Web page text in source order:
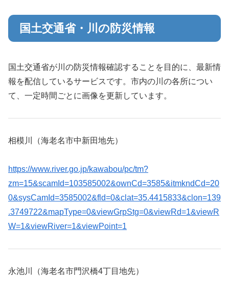
国土交通省・川の防災情報
国土交通省が川の防災情報確認することを目的に、最新情
報を配信しているサービスです。市内の川の各所につい
て、一定時間ごとに画像を更新しています。
相模川（海老名市中新田地先）
https://www.river.go.jp/kawabou/pc/tm?
zm=15&scamId=103585002&ownCd=3585&itmkndCd=20
0&sysCamId=3585002&fld=0&clat=35.4415833&clon=139
.3749722&mapType=0&viewGrpStg=0&viewRd=1&viewR
W=1&viewRiver=1&viewPoint=1
永池川（海老名市門沢橋4丁目地先）